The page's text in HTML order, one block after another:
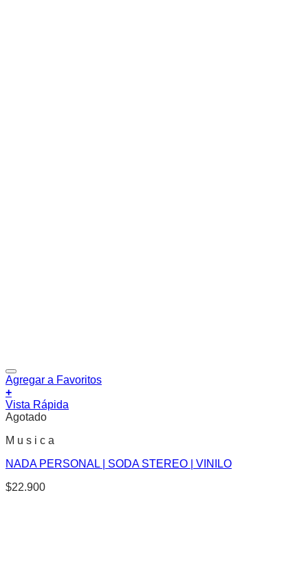
Agregar a Favoritos
+
Vista Rápida
Agotado
M u s i c a
NADA PERSONAL | SODA STEREO | VINILO
$22.900